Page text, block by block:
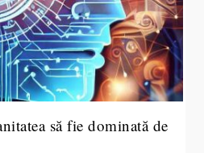
să fie dominată de